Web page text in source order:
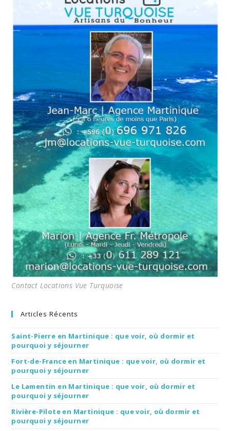
Contact Locations Vue Turquoise
Articles Récents
Saint-Pierre en Martinique : que voir, où dormir et
pourquoi y séjourner
Fort-de-France en Martinique : que voir, où dormir et
pourquoi y séjourner
Le Lamentin en Martinique : que voir, où dormir et
pourquoi y séjourner
Rivière-Pilote en Martinique : que voir, où dormir et
pourquoi y séjourner